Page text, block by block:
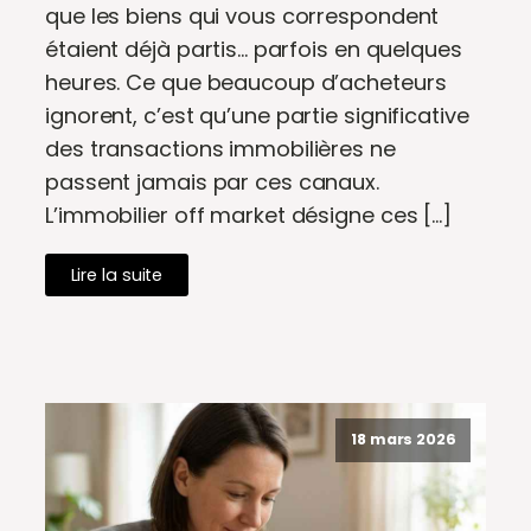
que les biens qui vous correspondent
étaient déjà partis... parfois en quelques
heures. Ce que beaucoup d’acheteurs
ignorent, c’est qu’une partie significative
des transactions immobilières ne
passent jamais par ces canaux.
L’immobilier off market désigne ces […]
Lire la suite
18 mars 2026